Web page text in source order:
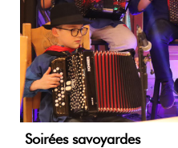
Soirées savoyardes